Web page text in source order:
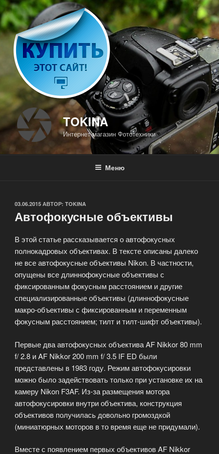
Перейти
к
содержимому
TOKINA
Интернет-магазин Фототехники
Меню
ОПУБЛИКОВАНО
03.06.2015 АВТОР: TOKINA
Автофокусные объективы
В этой статье рассказывается о автофокусных
полнокадровых объективах. В тексте описаны далеко
не все автофокусные объективы Nikon. В частности,
опущены все длиннофокусные объективы с
фиксированным фокусным расстоянием и другие
специализированные объективы (длиннофокусные
макро-объективы с фиксированным и переменным
фокусным расстоянием; тилт и тилт-шифт объективы).
Первые два автофокусных объектива AF Nikkor 80 mm
f/ 2.8 и AF Nikkor 200 mm f/ 3.5 IF ED были
представлены в 1983 году. Режим автофокусировки
можно было задействовать только при установке их на
камеру Nikon F3AF. Из-за размещения мотора
автофокусировки внутри объектива, конструкция
объективов получилась довольно громоздкой
(миниатюрных моторов в то время еще не придумали).
Вместе с появлением первых объективов AF Nikkor